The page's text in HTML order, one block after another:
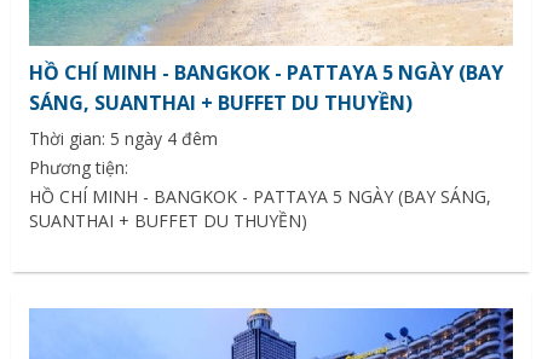
HỒ CHÍ MINH - BANGKOK - PATTAYA 5 NGÀY (BAY
SÁNG, SUANTHAI + BUFFET DU THUYỀN)
Thời gian: 5 ngày 4 đêm
Phương tiện:
HỒ CHÍ MINH - BANGKOK - PATTAYA 5 NGÀY (BAY SÁNG,
SUANTHAI + BUFFET DU THUYỀN)